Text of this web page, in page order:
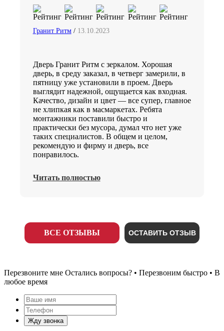
Гранит Ритм/ 13.10.2023
Дверь Гранит Ритм с зеркалом. Хорошая
дверь, в среду заказал, в четверг замерили, в
пятницу уже установили в проем. Дверь
выглядит надежной, ощущается как входная.
Качество, дизайн и цвет — все супер, главное
не хлипкая как в масмаркетах. Ребята
монтажники поставили быстро и
практически без мусора, думал что нет уже
таких специалистов. В общем и целом,
рекомендую и фирму и дверь, все
понравилось.
Читать полностью
ВСЕ ОТЗЫВЫ ОСТАВИТЬ ОТЗЫВ
Перезвоните мне Остались вопросы? • Перезвоним быстро • В
любое время
Жду звонка